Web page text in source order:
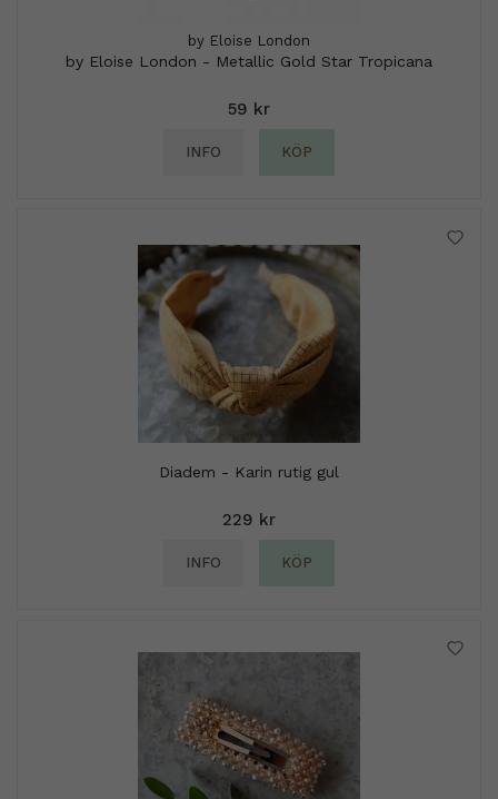
by Eloise London
by Eloise London - Metallic Gold Star Tropicana
59 kr
INFO KÖP
Diadem - Karin rutig gul
229 kr
INFO KÖP